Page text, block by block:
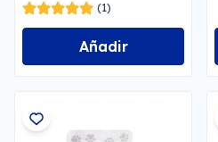
(1)
Añadir